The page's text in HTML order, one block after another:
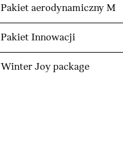
Pakiet aerodynamiczny M
Pakiet Innowacji
Winter Joy package